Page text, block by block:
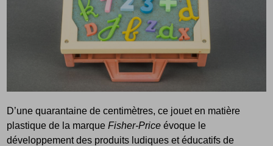
D’une quarantaine de centimètres, ce jouet en matière
plastique de la marqueFisher-Price évoque le
développement des produits ludiques et éducatifs de